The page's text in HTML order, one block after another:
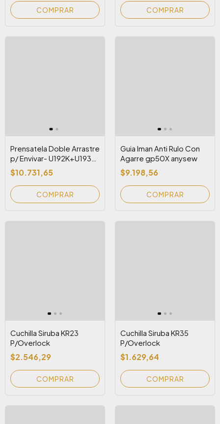
Prensatela Doble Arrastre
p/ Envivar- U192K+U193K-
3 /16&1/4 ANYSEW
$10.731,65
Guia Iman Anti Rulo Con
Agarre gp50X anysew
$9.198,56
Cuchilla Siruba KR23
P/Overlock
$2.546,29
Cuchilla Siruba KR35
P/Overlock
$1.629,64